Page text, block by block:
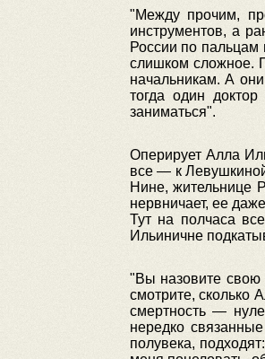
"Между прочим,
инструментов, а
России по пальцам
слишком сложное.
начальникам. А
тогда один
заниматься".
Оперирует Алла
все — к
Нине, жительнице
нервничает, ее
Тут на полчаса
Ильиничне
"Вы назовите свою
смотрите, сколько
смертность —
нередко
полувека,